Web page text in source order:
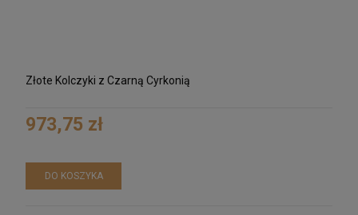
Złote Kolczyki z Czarną Cyrkonią
973,75 zł
DO KOSZYKA